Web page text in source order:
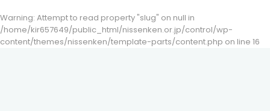
Warning: Attempt to read property "slug" on null in
/home/kir657649/public_html/nissenken.or.jp/control/wp-
content/themes/nissenken/template-parts/content.php on line 16